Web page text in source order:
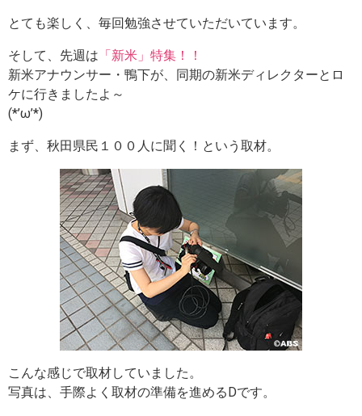
とても楽しく、毎回勉強させていただいています。
そして、先週は 「新米」特集！！
新米アナウンサー・鴨下が、同期の新米ディレクターとロ
ケに行きましたよ～
(*’ω’*)
まず、秋田県民１００人に聞く！という取材。
こんな感じで取材していました。
写真は、手際よく取材の準備を進めるDです。